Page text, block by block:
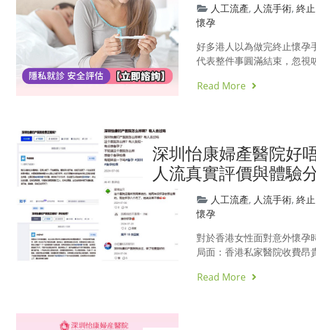
人工流產, 人流手術,終止
懷孕
好多港人以為做完終止懷孕
代表整件事圓滿結束，忽視
Read More
深圳怡康婦產醫院好
人流真實評價與體驗
人工流產, 人流手術,終止
懷孕
對於香港女性面對意外懷孕
局面：香港私家醫院收費昂
Read More